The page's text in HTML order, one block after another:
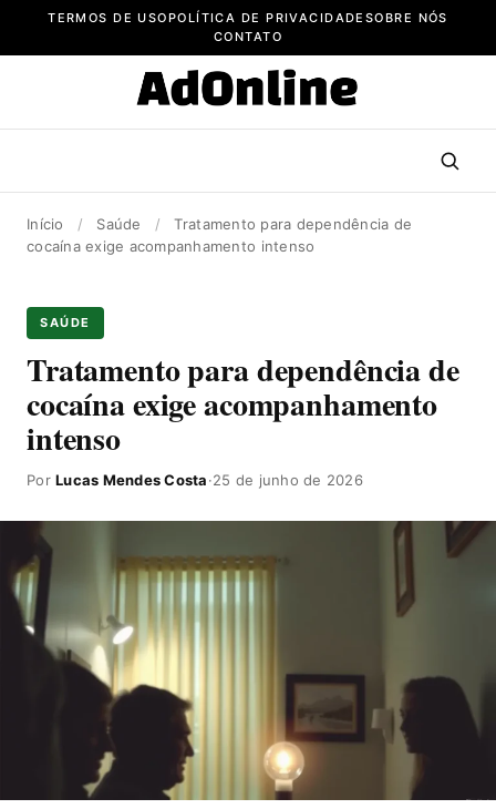
TERMOS DE USOPOLÍTICA DE PRIVACIDADE SOBRE NÓS
CONTATO
Início / Saúde /
Tratamento para dependência de
cocaína exige acompanhamento intenso
SAÚDE
Tratamento para dependência de
cocaína exige acompanhamento
intenso
PorLucas Mendes Costa·25 de junho de 2026